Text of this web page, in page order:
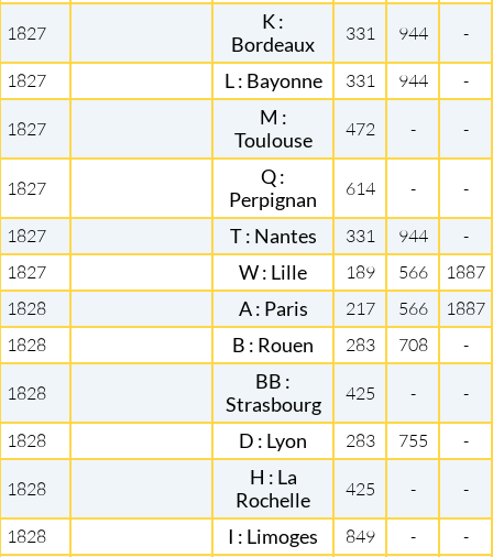
1827
K :
Bordeaux
331 944 -
1827 L : Bayonne 331 944 -
1827
M :
Toulouse
472 - -
1827
Q :
Perpignan
614 - -
1827 T : Nantes 331 944
-
1827
W : Lille 189 566
1887
1828
A : Paris 217 566
1887
1828
B : Rouen 283 708 -
1828
BB :
Strasbourg
425 - -
1828 D : Lyon 283 755 -
1828
H : La
Rochelle
425 - -
1828 I : Limoges 849 - -